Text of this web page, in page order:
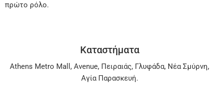
πρώτο ρόλο.
Καταστήματα
Athens Metro Mall , Avenue, Πειραιάς, Γλυφάδα, Νέα Σμύρνη,
Αγία Παρασκευή.